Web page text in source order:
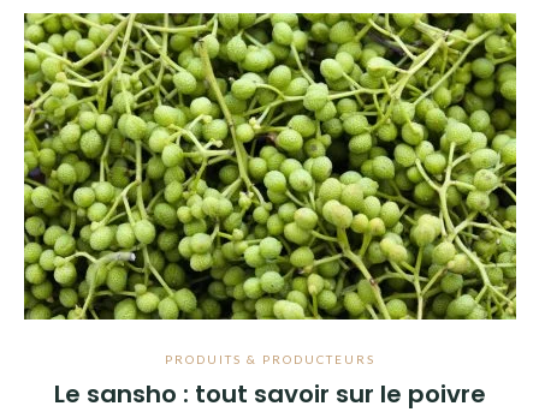
PRODUITS & PRODUCTEURS
Le sansho : tout savoir sur le poivre